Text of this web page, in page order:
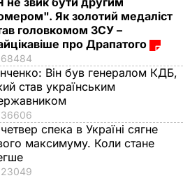
Як золотий медаліст
головкомом ЗСУ –
про Драпатого
68484
Він був генералом КДБ,
став українським
36606
спека в Україні сягне
максимуму. Коли стане
23049